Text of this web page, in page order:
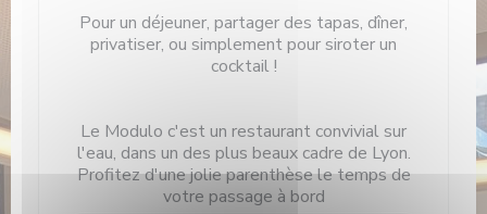
Pour un déjeuner, partager des tapas, dîner,
privatiser, ou simplement pour siroter un
cocktail !
Le Modulo c'est un restaurant convivial sur
l'eau, dans un des plus beaux cadre de Lyon.
Profitez d'une jolie parenthèse le temps de
votre passage à bord